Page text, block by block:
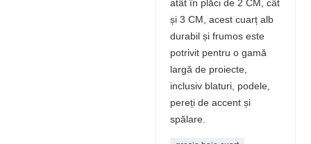
atât în ​​plăci de 2 CM, cât
și 3 CM, acest cuarț alb
durabil și frumos este
potrivit pentru o gamă
largă de proiecte,
inclusiv blaturi, podele,
pereți de accent și
spălare.